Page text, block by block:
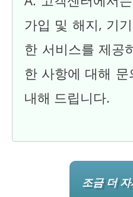
가입 및 해지, 기
한 서비스를 제공
한 사항에 대해
내해 드립니다.
조금 더